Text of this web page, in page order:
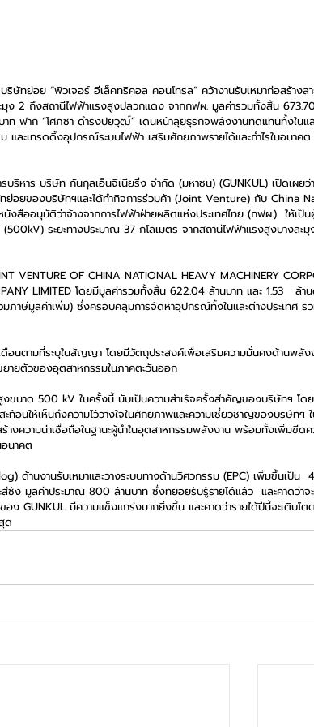
ษัทย่อย “ฟิวเจอร์ อีเล็คทริคอล คอนโทรล” คว้างานรับเหมาก่อสร้างส
มุง 2 ถึงสถานีไฟฟ้าแรงสูงปลวกแดง จากกฟผ. มูลค่ารวมทั้งสิ้น
ท ฟาก “โศภชา ดำรงปิยวุฒิ์” เดินหน้าลุยธุรกิจพลังงานทดแทนทั้งในแ
และเทรดดิ้งอุปกรณ์ระบบไฟฟ้า เสริมศักยภาพรายได้และกำไรในอนาคต
บริหาร บริษัท กันกุลเอ็นจิเนียริ่ง จำกัด (มหาชน) (GUNKUL) เปิดเผย
ย่อยของบริษัทฯและได้ทำกิจการร่วมค้า (Joint Venture) กับ China
ออนุมัติว่าจ้างจากการไฟฟ้าฝ่ายผลิตแห่งประเทศไทย (กฟผ.)  ให้เป็น
ระยะทางประมาณ 37 กิโลเมตร จากสถานีไฟฟ้าแรงสูงบางละ
VENTURE OF CHINA NATIONAL HEAVY MACHINERY
LIMITED โดยมีมูลค่ารวมทั้งสิ้น 622.04 ล้านบาท และ 1.53   ล้า
ภาษีมูลค่าเพิ่ม) ซึ่งครอบคลุมการจัดหาอุปกรณ์ทั้งในและต่างประเทศ ร
ดือนตามที่ระบุในสัญญา โดยมีวัตถุประสงค์เพื่อเสริมความมั่นคงด้านพลัง
ายตัวของอุตสาหกรรมในภาคตะวันออก
งขนาด 500 kV ในครั้งนี้ นับเป็นความสำเร็จครั้งสำคัญของบริษัทฯ โด
นให้เห็นถึงความไว้วางใจในศักยภาพและความเชี่ยวชาญของบริษัทฯ ใ
ความน่าเชื่อถือในฐานะผู้นำในอุตสาหกรรมพลังงาน พร้อมทั้งเพิ่มขีดค
นาคต
ด้านงานรับเหมาและวางระบบทางด้านวิศวกรรม (EPC) เพิ่มขึ้นเป็น
ง มูลค่าประมาณ 800 ล้านบาท ซึ่งทยอยรับรู้รายได้แล้ว  และคาดว่าจ
ง GUNKUL มีความแข็งแกร่งมากยิ่งขึ้น และคาดว่ารายได้ปีนี้จะเติบโต
ด